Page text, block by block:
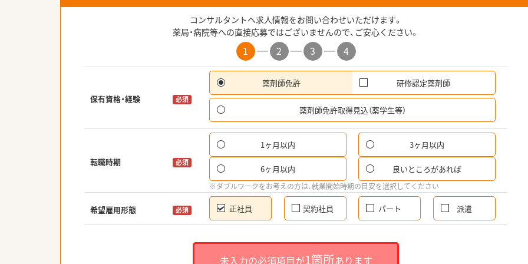
コンサルタントへ求人情報をお問い合わせいただけます。
薬局・病院等への直接応募ではございませんので、ご安心ください。
1 2 3 4
保有資格・経験 必須
薬剤師免許 研修認定薬剤師
薬剤師免許取得見込（薬学生等）
転職時期 必須
1ヶ月以内 3ヶ月以内
6ヶ月以内 良いところがあれば
※ダブルワークをお考えの方は、就業開始時期の目安を選択してください
希望雇用形態 必須 正社員 契約社員 パート 派遣
未入力の必須項目が1箇所あります